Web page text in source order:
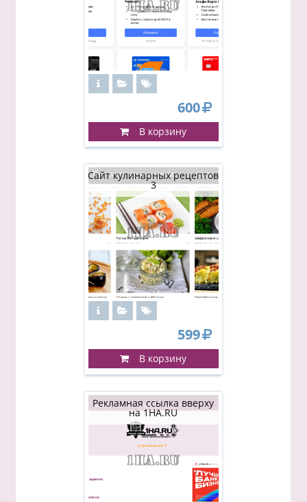
600
В корзину
Сайт кулинарных рецептов
3
599
В корзину
Рекламная ссылка вверху
на 1HA.RU